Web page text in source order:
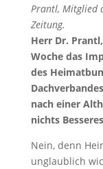
Prantl, Mitglied
Zeitung.
Herr Dr.
Woche das
des
nach einer
nichts
Nein, denn
unglaublich